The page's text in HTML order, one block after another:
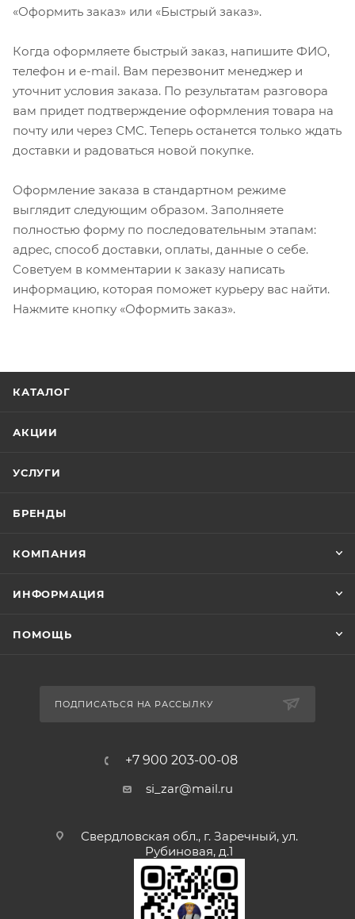
«Оформить заказ» или «Быстрый заказ».
Когда оформляете быстрый заказ, напишите ФИО,
телефон и e-mail. Вам перезвонит менеджер и
уточнит условия заказа. По результатам разговора
вам придет подтверждение оформления товара на
почту или через СМС. Теперь останется только ждать
доставки и радоваться новой покупке.
Оформление заказа в стандартном режиме
выглядит следующим образом. Заполняете
полностью форму по последовательным этапам:
адрес, способ доставки, оплаты, данные о себе.
Советуем в комментарии к заказу написать
информацию, которая поможет курьеру вас найти.
Нажмите кнопку «Оформить заказ».
КАТАЛОГ
АКЦИИ
УСЛУГИ
БРЕНДЫ
КОМПАНИЯ
ИНФОРМАЦИЯ
ПОМОЩЬ
ПОДПИСАТЬСЯ НА РАССЫЛКУ
+7 900 203-00-08
si_zar@mail.ru
Свердловская обл., г. Заречный, ул.
Рубиновая, д.1